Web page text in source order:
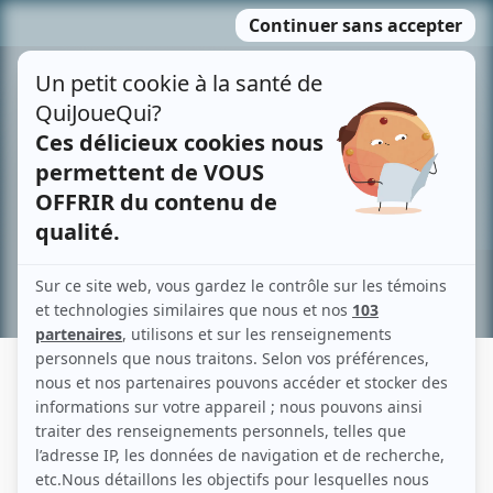
MENU
contenu
Recherche avancée »
MATHILDE DUMONT
Liens
Fiche de Mathilde Dumont sur Showbizz.net